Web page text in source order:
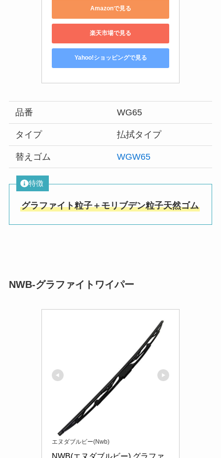
Amazonで見る
楽天市場で見る
Yahoo!ショッピングで見る
品番 WG65
タイプ 払拭タイプ
替えゴム WGW65
特徴
グラファイト粒子＋モリブデン粒子天然ゴム
NWB-グラファイトワイパー
エヌダブルビー(Nwb)
NWB(エヌダブルビー) グラファ